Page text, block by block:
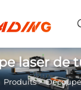
laser de
Produits>